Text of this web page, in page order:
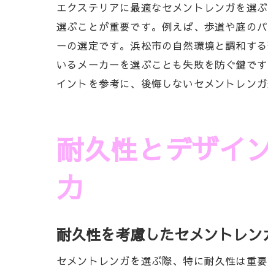
地域で
セメン
セメン
浜松市
浜松市
浜松市
エクステリアに最適なセメントレンガを選
選ぶことが重要です。例えば、歩道や庭の
ーの選定です。浜松市の自然環境と調和す
いるメーカーを選ぶことも失敗を防ぐ鍵で
イントを参考に、後悔しないセメントレン
耐久性とデザイ
力
耐久性を考慮したセメントレ
セメントレンガを選ぶ際、特に耐久性は重